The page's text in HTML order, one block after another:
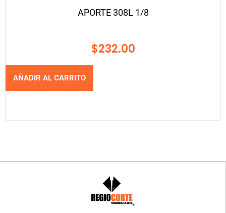
APORTE 308L 1/8
$232.00
AÑADIR AL CARRITO